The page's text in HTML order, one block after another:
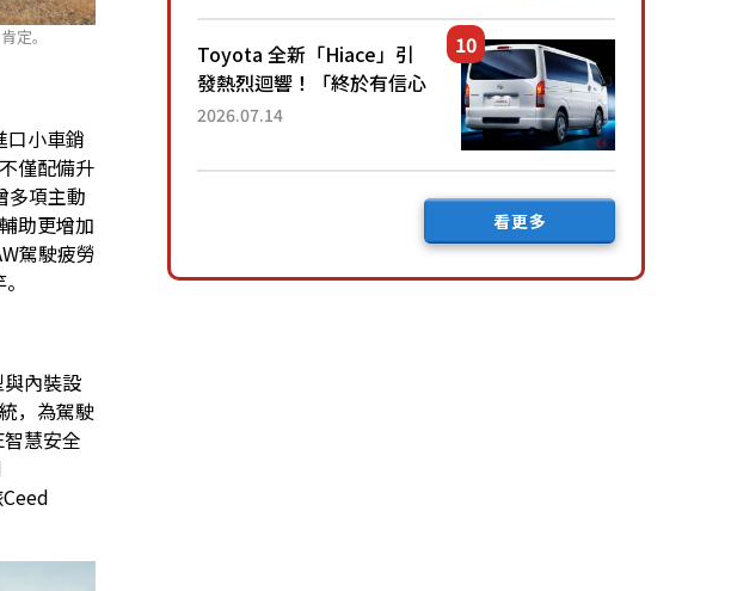
定。
口小車銷
僅配備升
多項主動
助更增加
駕駛疲勞
內裝設
，為駕駛
慧安全
公里，兼具優異節能表現與
舒適「三...
Toyota 全新「Hiace」引
發熱烈迴響！「終於有信心
下訂了！」「哪個等級交車
後竟然還要等「超過半年」
2026.07.14
看更多